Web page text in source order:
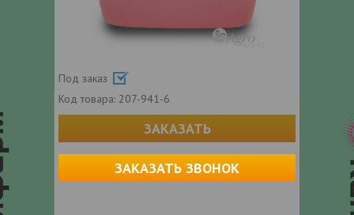
Под заказ
Код товара: 207-941-6
ЗАКАЗАТЬ
ЗАКАЗАТЬ ЗВОНОК